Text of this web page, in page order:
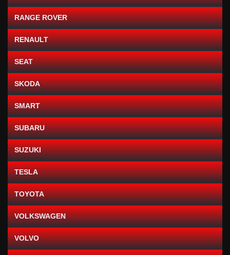
RANGE ROVER
RENAULT
SEAT
SKODA
SMART
SUBARU
SUZUKI
TESLA
TOYOTA
VOLKSWAGEN
VOLVO